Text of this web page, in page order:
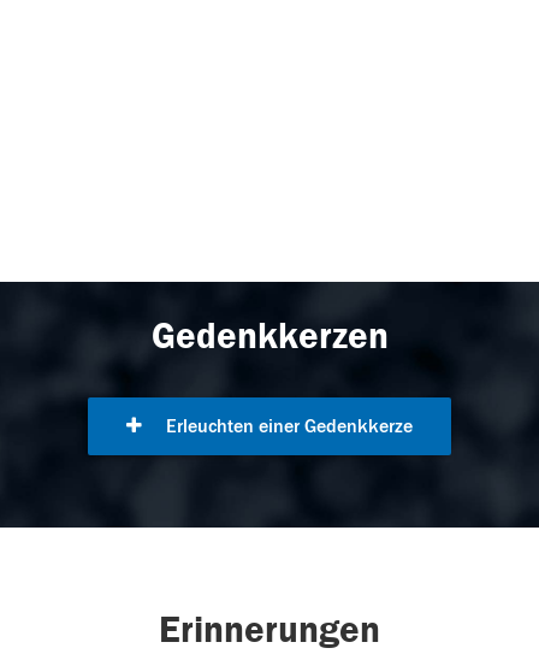
Gedenkkerzen
Erleuchten einer Gedenkkerze
Erinnerungen